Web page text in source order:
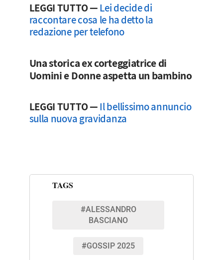
LEGGI TUTTO —Lei decide di
raccontare cosa le ha detto la
redazione per telefono
Una storica ex corteggiatrice di
Uomini e Donne aspetta un bambino
LEGGI TUTTO —Il bellissimo annuncio
sulla nuova gravidanza
TAGS
#ALESSANDRO
BASCIANO
#GOSSIP 2025